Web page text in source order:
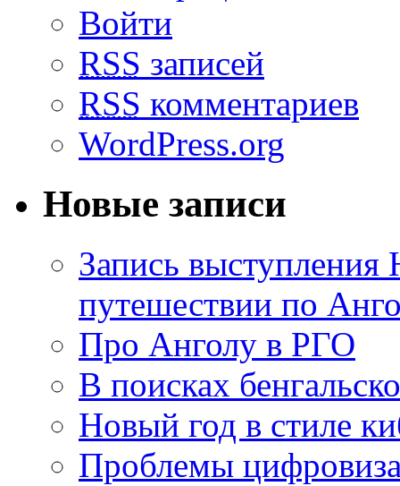
Войти
RSS записей
RSS комментариев
WordPress.org
Новые записи
Запись
путешествии по
Про Анголу в РГО
В поисках
Новый год в стиле
Проблемы